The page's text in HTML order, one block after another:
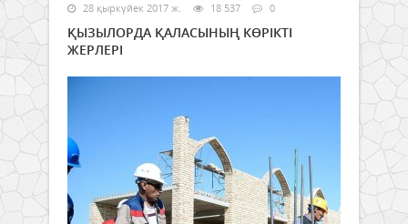
28 қыркүйек 2017 ж. 18 537 0
ҚЫЗЫЛОРДА ҚАЛАСЫНЫҢ КӨРІКТІ
ЖЕРЛЕРІ